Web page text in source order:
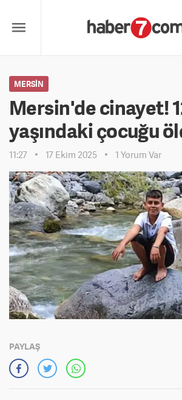
MERSIN
Mersin'de cinayet!
yaşındaki çocuğu
11:27 17 Ekim 2025 1 Yorum Var
PAYLAŞ